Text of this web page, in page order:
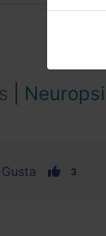
Gusta 3